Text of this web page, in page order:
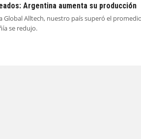
Argentina aumenta su producción
Global Alltech, nuestro país superó el
se redujo.